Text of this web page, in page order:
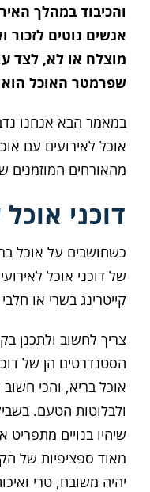
והכיבוד במהלך
אנשים נוטים לזכור
מוצלח או לא, לצד
שפרמטר האוכל הוא
במאמר הבא אנחנו
אוכל לאירועים עם
מהאורחים המוזמנים
דוכני
כשחושבים על אוכל
של דוכני אוכל
קייטרינג בשרי או
צריך לחשוב ולתכנן
הסטנדרטים הן של
אוכל בריא, והכי חשוב
ולבלוטות הטעם.
שיהיו בנויים
מאוד ספציפיות של
יהיה משובח, טרי